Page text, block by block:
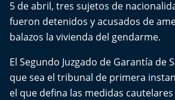
Conexión Digital
Psicología Abierta
5 de abril, tres sujetos de
fueron detenidos y acusados de
balazos la vivienda del gendarme.
El Segundo Juzgado de Garantía de
que sea el tribunal de primera
el que defina las medidas